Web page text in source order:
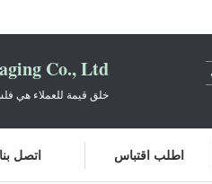
Co., Ltd.
خلق قيمة للعملاء هي
اتصل بنا اطلب اقتباس